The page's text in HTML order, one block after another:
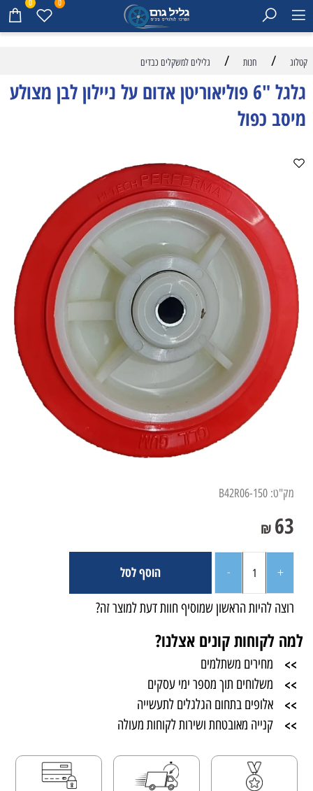
0 0
קטלוג / חנות / גלילים למשקלים כבדים
גלגל "6 פוליאוריטן אדום על ניילון לבן מצולע
מיסב כפול
מק"ט: B42R06-150
₪ 63
הוסף לסל
רוצה להיות הראשון שמוסיף חוות דעת למוצר זה?
למה לקוחות קונים אצלנו?
>> מחירים משתלמים
>> משלוחים תוך מספר ימי עסקים
>> אלופים בתחום הגלגלים לתעשייה
>> קנייה מאובטחת ושירות לקוחות מעולה